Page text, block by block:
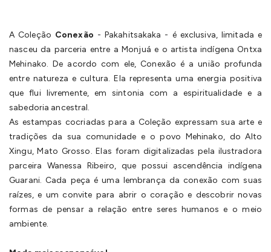
A Coleção Conexão - Pakahitsakaka - é exclusiva, limitada e
nasceu da parceria entre a Monjuá e o artista indígena Ontxa
Mehinako. De acordo com ele, Conexão é a união profunda
entre natureza e cultura. Ela representa uma energia positiva
que flui livremente, em sintonia com a espiritualidade e a
sabedoria ancestral.
As estampas cocriadas para a Coleção expressam sua arte e
tradições da sua comunidade e o povo Mehinako, do Alto
Xingu, Mato Grosso. Elas foram digitalizadas pela ilustradora
parceira Wanessa Ribeiro, que possui ascendência indígena
Guarani. Cada peça é uma lembrança da conexão com suas
raízes, e um convite para abrir o coração e descobrir novas
formas de pensar a relação entre seres humanos e o meio
ambiente.